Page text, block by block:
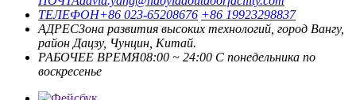
ТЕЛЕФОН+86 023-65208676 +86 19923298837
АДРЕСЗона развития высоких технологий, город Вангу,
район Дацзу, Чунцин, Китай.
РАБОЧЕЕ ВРЕМЯ08:00 ~ 24:00 С понедельника по
воскресенье